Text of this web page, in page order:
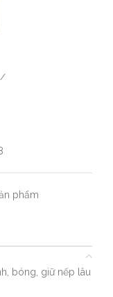
phẩm
bóng, giữ nếp lâu